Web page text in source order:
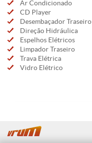
Ar Condicionado
CD Player
Desembaçador Traseiro
Direção Hidráulica
Espelhos Elétricos
Limpador Traseiro
Trava Elétrica
Vidro Elétrico